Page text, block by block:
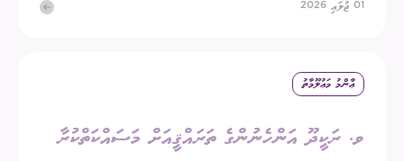
01 ޖުލައި 2026
ޢާންމު މަޢުލޫމާތު
ވ. ރަކީދޫ އަންހެނުންގެ ތަރައްޤީއަށް މަސައްކަތްކުރާ